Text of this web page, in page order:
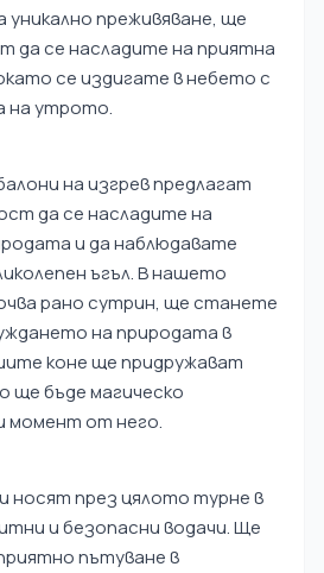
преживяване, ще
да се насладите на приятна
се издигате в небето с
на утрото.
на изгрев предлагат
да се насладите на
и да наблюдавате
ъгъл. В нашето
рано сутрин, ще станете
на природата в
коне ще придружават
ще бъде магическо
момент от него.
носят през цялото турне в
и безопасни водачи. Ще
пътуване в